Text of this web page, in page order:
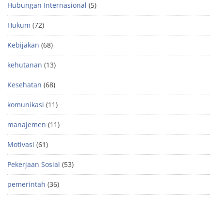
Hubungan Internasional (5)
Hukum (72)
Kebijakan (68)
kehutanan (13)
Kesehatan (68)
komunikasi (11)
manajemen (11)
Motivasi (61)
Pekerjaan Sosial (53)
pemerintah (36)